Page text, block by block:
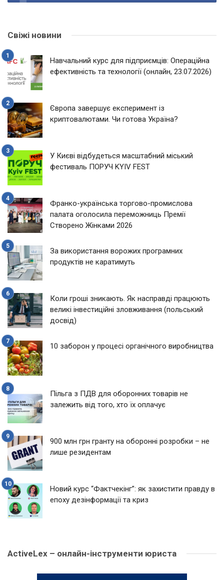
Свіжі новини
Навчальний курс для підприємців: Операційна
ефективність та технології (онлайн, 23.07.2026)
Європа завершує експеримент із
криптовалютами. Чи готова Україна?
У Києві відбудеться масштабний міський
фестиваль ПОРУЧ KYIV FEST
Франко-українська торгово-промислова
палата оголосила переможниць Премії
Створено Жінками 2026
За використання ворожих програмних
продуктів не каратимуть
Коли гроші зникають. Як насправді працюють
великі інвестиційні зловживання (польський
досвід)
10 заборон у процесі органічного виробництва
Пільга з ПДВ для оборонних товарів не
залежить від того, хто їх оплачує
900 млн грн гранту на оборонні розробки – не
лише резидентам
Новий курс “Фактчекінг”: як захистити правду в
епоху дезінформації та криз
ActiveLex – онлайн-інструменти юриста